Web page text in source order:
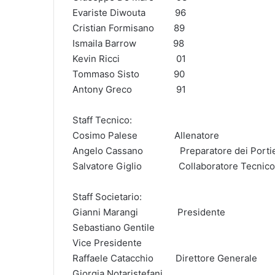
Evariste Diwouta​ ​ ​ ​ ​ ​ ​ ​ ​ ​ ​ ​ 96
Cristian Formisano​ ​ ​ ​ ​ ​ ​ ​ ​89
Ismaila Barrow​ ​ ​ ​ ​ ​ ​ ​ ​ ​ ​ ​ ​ ​ ​ ​98
Kevin Ricci​ ​ ​ ​ ​ ​ ​ ​ ​ ​ ​ ​ ​ ​ ​ ​ ​ ​ ​ ​ ​ ​ ​ ​01
Tommaso Sisto​ ​ ​ ​ ​ ​ ​ ​ ​ ​ ​ ​ ​ ​ ​90
Antony Greco​ ​ ​ ​ ​ ​ ​ ​ ​ ​ ​ ​ ​ ​ ​ ​ ​ ​ 91
Staff Tecnico:
Cosimo Palese​ ​ ​ ​ ​ ​ ​ ​ ​ ​ ​ ​ ​ ​ ​ Allenatore
Angelo Cassano​ ​ ​ ​ ​ ​ ​ ​ ​ ​ ​ ​ ​ ​ ​ Preparatore dei
Salvatore Giglio​ ​ ​ ​ ​ ​ ​ ​ ​ ​ ​ ​ ​ ​ ​ Collaborato­re Tecnico
Staff Societario:
Gianni Marangi​ ​ ​ ​ ​ ​ ​ ​ ​ ​ ​ ​ ​ ​ ​ ​ Presidente
Sebastiano Gentile​ ​
Vice Presidente
Raffaele Catacchio​ ​ ​ ​ ​ ​ ​ ​ ​ Direttore Generale